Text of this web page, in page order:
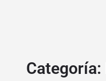
Categoría: